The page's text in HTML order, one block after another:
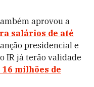
aprovou a
salários de até
presidencial e
IR já terão validade
milhões de